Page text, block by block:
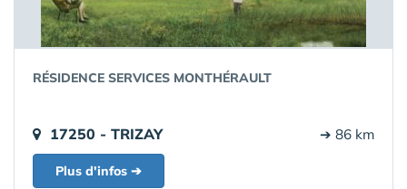
RÉSIDENCE SERVICES MONTHÉRAULT
17250 - TRIZAY ➔ 86 km
Plus d'infos ➔